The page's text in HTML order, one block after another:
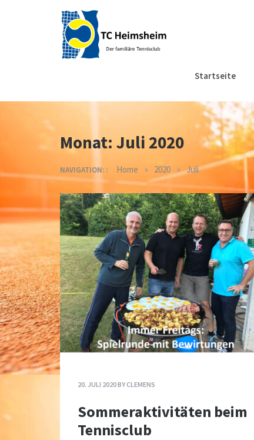
Startseite
Monat: Juli 2020
NAVIGATION: : Home » 2020 » Juli
20. JULI 2020BYCLEMENS
Sommeraktivitäten beim
Tennisclub